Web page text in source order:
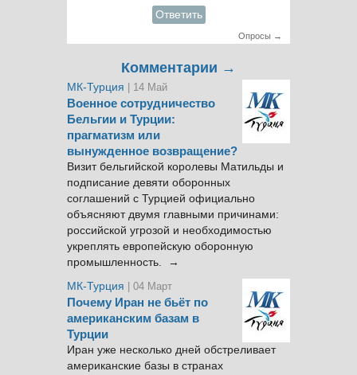
Ответить
Опросы →
Комментарии →
МК-Турция | 14 Май
Военное сотрудничество
Бельгии и Турции:
прагматизм или
вынужденное возвращение?
Визит бельгийской королевы Матильды и
подписание девяти оборонных
соглашений с Турцией официально
объясняют двумя главными причинами:
российской угрозой и необходимостью
укреплять европейскую оборонную
промышленность. →
МК-Турция
| 04 Март
Почему Иран не бьёт по
американским базам в
Турции
Иран уже несколько дней обстреливает
американские базы в странах